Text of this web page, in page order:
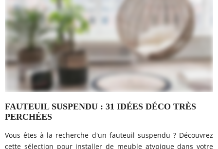
FAUTEUIL SUSPENDU : 31 IDÉES DÉCO TRÈS
PERCHÉES
Vous êtes à la recherche d'un fauteuil suspendu ? Découvrez
cette sélection pour installer de meuble atypique dans votre